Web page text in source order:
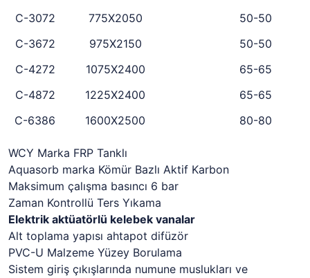
C-3072
775X2050
50-50
C-3672
975X2150
50-50
C-4272
1075X2400
65-65
C-4872
1225X2400
65-65
C-6386
1600X2500 80-80
WCY Marka FRP Tanklı
Aquasorb marka Kömür Bazlı Aktif Karbon
Maksimum çalışma basıncı 6 bar
Zaman Kontrollü Ters Yıkama
Elektrik aktüatörlü kelebek vanalar
Alt toplama yapısı ahtapot difüzör
PVC-U Malzeme Yüzey Borulama
Sistem giriş çıkışlarında numune muslukları ve